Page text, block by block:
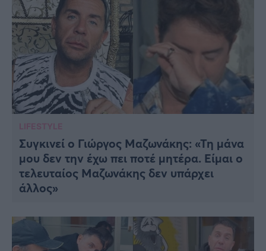
LIFESTYLE
Συγκινεί ο Γιώργος Μαζωνάκης: «Τη μάνα
μου δεν την έχω πει ποτέ μητέρα. Είμαι ο
τελευταίος Μαζωνάκης δεν υπάρχει
άλλος»